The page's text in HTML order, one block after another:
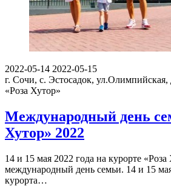
2022-05-14 2022-05-15
г. Сочи, с. Эстосадок, ул.Олимпийская,
«Роза Хутор»
Международный день
Хутор» 2022
14 и 15 мая 2022 года на курорте
международный день семьи. 14 и 15
курорта…